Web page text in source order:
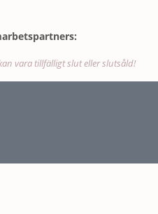
vara tillfälligt slut eller slutsåld!